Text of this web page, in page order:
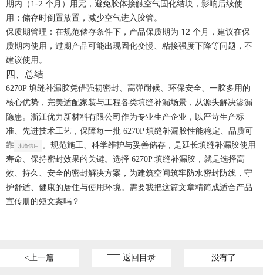
期内（1-2 个月）用完，避免胶体接触空气固化结块，影响后续使
用；储存时倒置放置，减少空气进入胶管。
保质期管理：在规范储存条件下，产品保质期为 12 个月， 建议在保
质期内使用 ，过期产品可能出现固化变慢、粘接强度下降等问题，不
建议使用。
四、总结
6270P 填缝补漏胶凭借强韧密封、高弹耐候、环保安全、一胶多用的
核心优势，完美适配家装与工程各类填缝补漏场景，从源头解决渗漏
隐患。 浙江优力新材料有限公司作为专业生产企业，以严苛生产标
准、先进技术工艺，保障每一批 6270P 填缝补漏胶性能稳定、品质可
靠 水滴信用
。规范施工、科学维护与妥善储存，是延长填缝补漏胶使用
寿命、保持密封效果的关键。选择 6270P 填缝补漏胶，就是选择高
效、持久、安全的密封解决方案，为建筑空间筑牢防水密封防线，守
护舒适、健康的居住与使用环境。需要我把这篇文章精简成适合产品
宣传册的短文案吗？
<上一篇 返回目录 没有了